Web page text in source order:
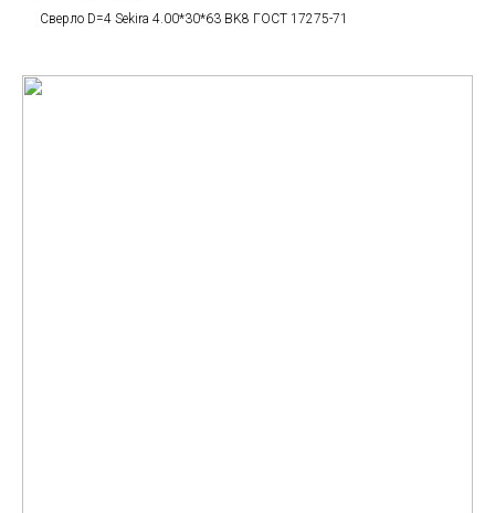
Сверло D=4 Sekira 4.00*30*63 BK8 ГОСТ 17275-71